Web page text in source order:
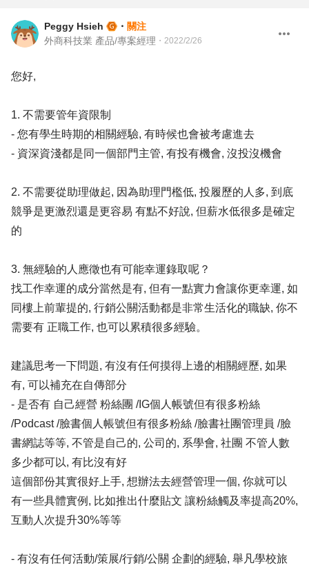
Peggy Hsieh ・ 關注
外商科技業 產品/專案經理 ・ 2022/2/26
您好,
1. 不需要管年資限制
- 您有學生時期的相關經驗, 有時候也會被考慮進去
- 資深資淺都是同一個部門主管, 有投有機會, 沒投沒機會
2. 不需要從助理做起, 因為助理門檻低, 投履歷的人多, 到底
競爭是更激烈還是更容易 有點不好說, 但薪水低很多是確定
的
3. 無經驗的人應徵也有可能幸運錄取呢？
找工作幸運的成分當然是有, 但有一點實力會讓你更幸運, 如
同樓上前輩提的, 行銷公關活動都是非常生活化的職缺, 你不
需要有 正職工作, 也可以累積很多經驗。
建議思考一下問題, 有沒有任何摸得上邊的相關經歷, 如果
有, 可以補充在自傳部分
- 是否有 自己經營 粉絲團 /IG個人帳號但有很多粉絲
/Podcast /臉書個人帳號但有很多粉絲 /臉書社團管理員 /臉
書網誌等等, 不管是自己的, 公司的, 系學會, 社團 不管人數
多少都可以, 有比沒有好
這個部份其實很好上手, 想辦法去經營管理一個, 你就可以
有一些具體實例, 比如推出什麼貼文 讓粉絲觸及率提高20%,
互動人次提升30%等等
- 有沒有任何活動/策展/行銷/公關 企劃的經驗, 舉凡學校旅